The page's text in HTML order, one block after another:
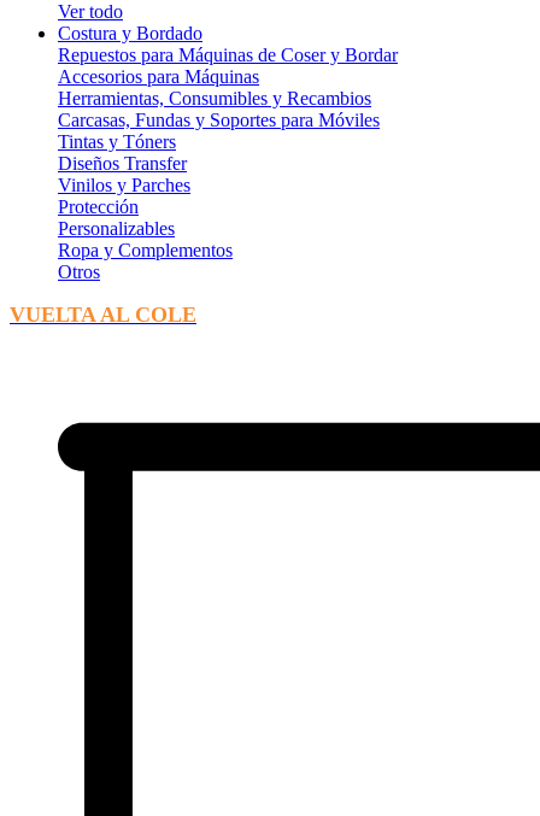
Ver todo
Costura y Bordado
Repuestos para Máquinas de Coser y Bordar
Accesorios para Máquinas
Herramientas, Consumibles y Recambios
Carcasas, Fundas y Soportes para Móviles
Tintas y Tóners
Diseños Transfer
Vinilos y Parches
Protección
Personalizables
Ropa y Complementos
Otros
VUELTA AL COLE